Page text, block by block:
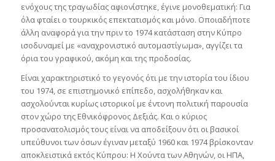
ενόχους της τραγωδίας αφιονίστηκε, έγινε μονοθεματική: Για
όλα φταίει ο τουρκικός επεκτατισμός και μόνο. Οποιαδήποτε
άλλη αναφορά για την πριν το 1974 κατάσταση στην Κύπρο
ισοδυναμεί με «αναχρονιστικό αυτομαστίγωμα», αγγίζει τα
όρια του γραφικού, ακόμη και της προδοσίας.
Είναι χαρακτηριστικό το γεγονός ότι με την ιστορία του ίδιου
του 1974, σε επιστημονικό επίπεδο, ασχολήθηκαν και
ασχολούνται κυρίως ιστορικοί με έντονη πολιτική παρουσία
στον χώρο της Εθνικόφρονος Δεξιάς. Και ο κύριος
προσανατολισμός τους είναι να αποδείξουν ότι οι βασικοί
υπεύθυνοι των όσων έγιναν μεταξύ 1960 και 1974 βρίσκονταν
αποκλειστικά εκτός Κύπρου: Η Χούντα των Αθηνών, οι ΗΠΑ,